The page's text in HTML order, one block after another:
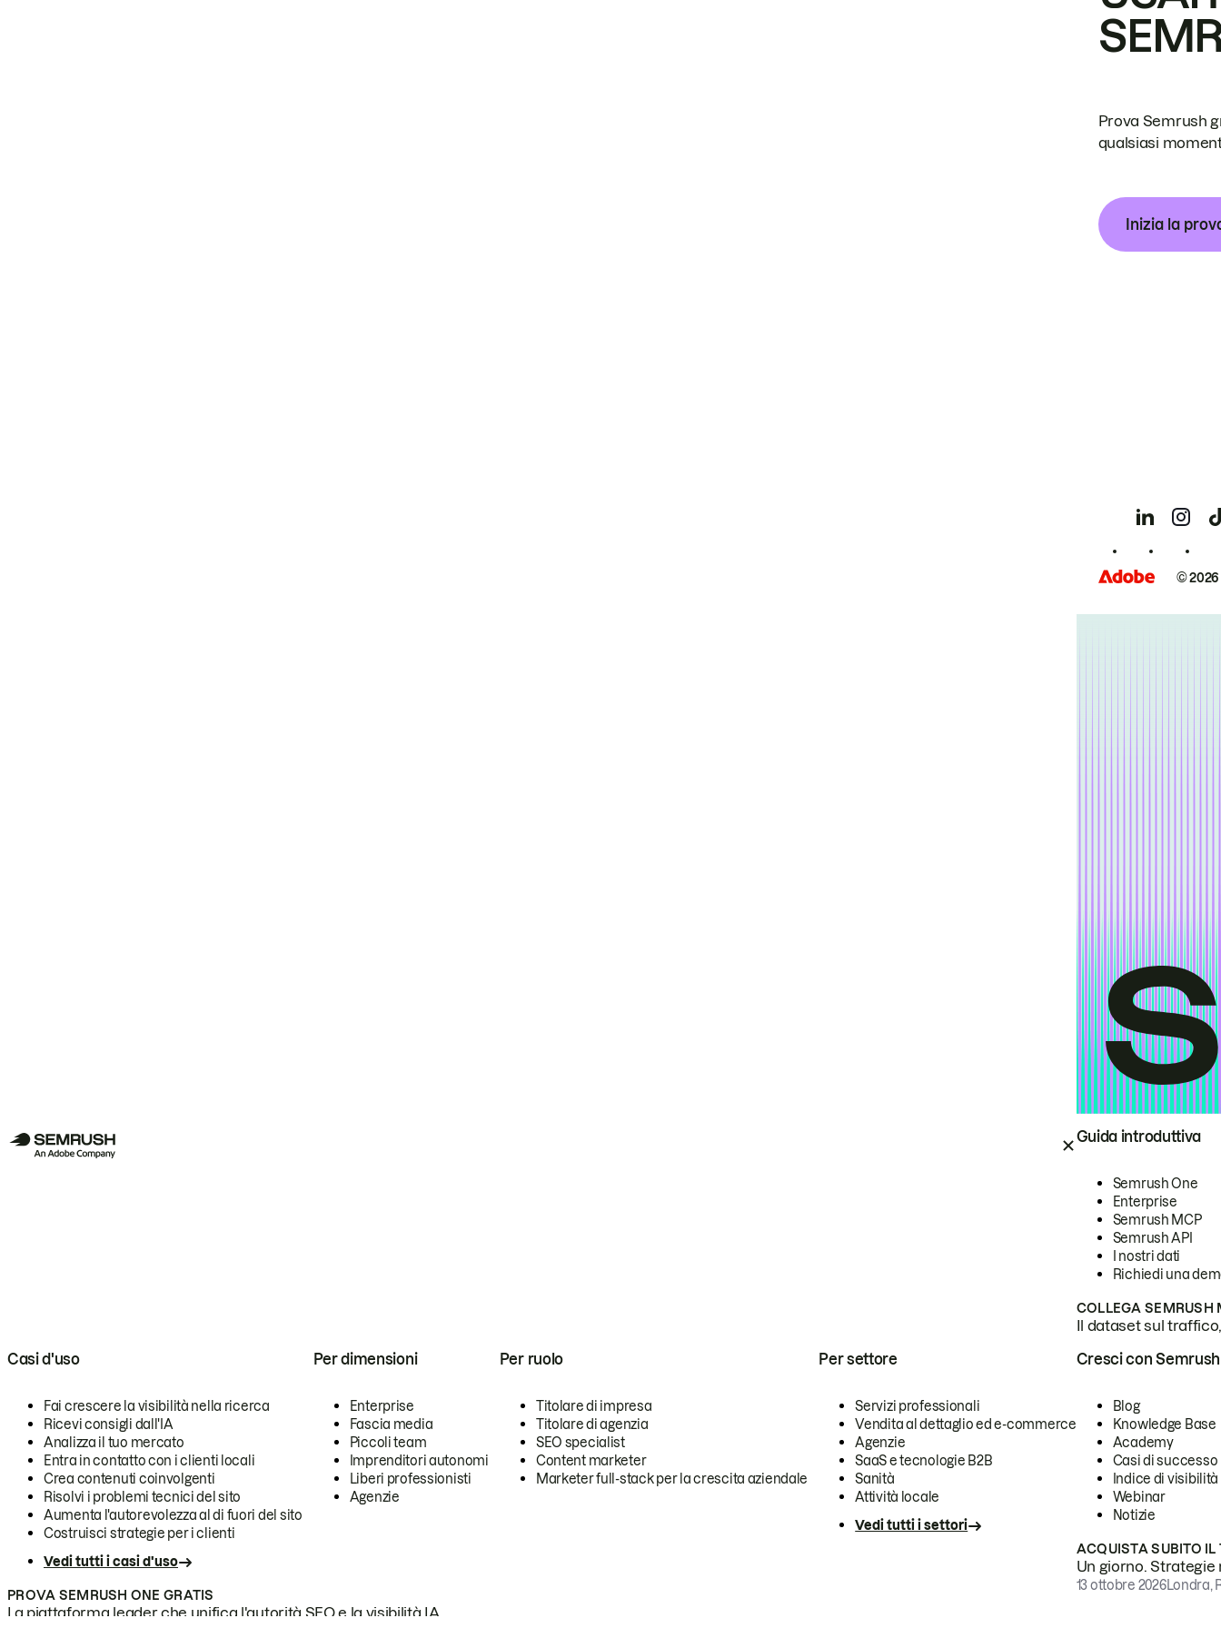
Guida introduttiva
Semrush One
Enterprise
Semrush MCP
Semrush API
I nostri dati
Richiedi una
COLLEGA SEMRUSH
Il dataset sul
Casi d'uso
Fai crescere la visibilità nella ricerca
Ricevi consigli dall'IA
Analizza il tuo mercato
Entra in contatto con i clienti locali
Crea contenuti coinvolgenti
Risolvi i problemi tecnici del sito
Aumenta l'autorevolezza al di fuori del sito
Costruisci strategie per i clienti
Vedi tutti i casi d'uso
Per dimensioni
Enterprise
Fascia media
Piccoli team
Imprenditori autonomi
Liberi professionisti
Agenzie
Per ruolo
Titolare di impresa
Titolare di agenzia
SEO specialist
Content marketer
Marketer full-stack per la crescita aziendale
Per settore
Servizi professionali
Vendita al dettaglio ed e-commerce
Agenzie
SaaS e tecnologie B2B
Sanità
Attività locale
Vedi tutti i settori
PROVA SEMRUSH ONE GRATIS
La piattaforma leader che unifica l'autorità SEO e la visibilità IA.
Cresci con Semrush
Blog
Knowledge Base
Academy
Casi di successo
Indice di visibilità
Webinar
Notizie
ACQUISTA SUBITO IL
Un giorno.
13 ottobre 2026Londra,
Prova Semrush
qualsiasi
Inizia la
©